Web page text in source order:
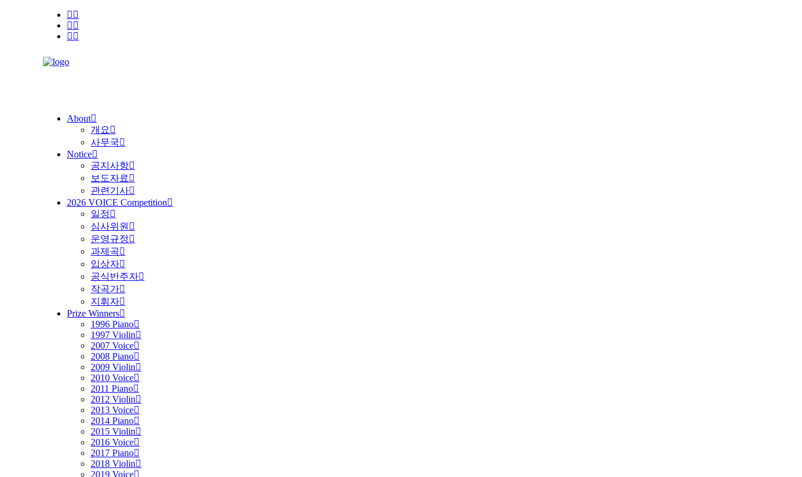
About
개요
사무국
Notice
공지사항
보도자료
관련기사
2026 VOICE Competition
일정
심사위원
운영규정
과제곡
입상자
공식반주자
작곡가
지휘자
Prize Winners
1996 Piano
1997 Violin
2007 Voice
2008 Piano
2009 Violin
2010 Voice
2011 Piano
2012 Violin
2013 Voice
2014 Piano
2015 Violin
2016 Voice
2017 Piano
2018 Violin
2019 Voice